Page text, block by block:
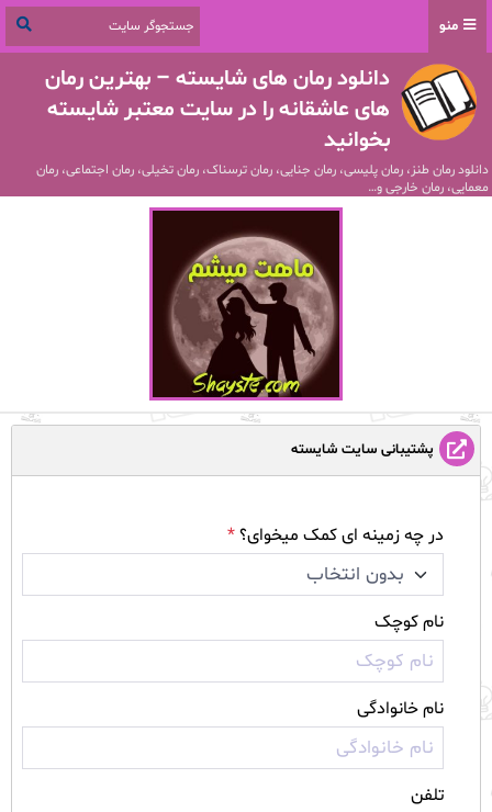
منو
دانلود رمان های شایسته – بهترین رمان
های عاشقانه را در سایت معتبر شایسته
بخوانید
دانلود رمان طنز، رمان پلیسی، رمان جنایی، رمان ترسناک، رمان تخیلی، رمان اجتماعی، رمان
معمایی، رمان خارجی و…
پشتیبانی سایت شایسته
در چه زمینه ای کمک میخوای؟*
نام کوچک
نام خانوادگی
تلفن